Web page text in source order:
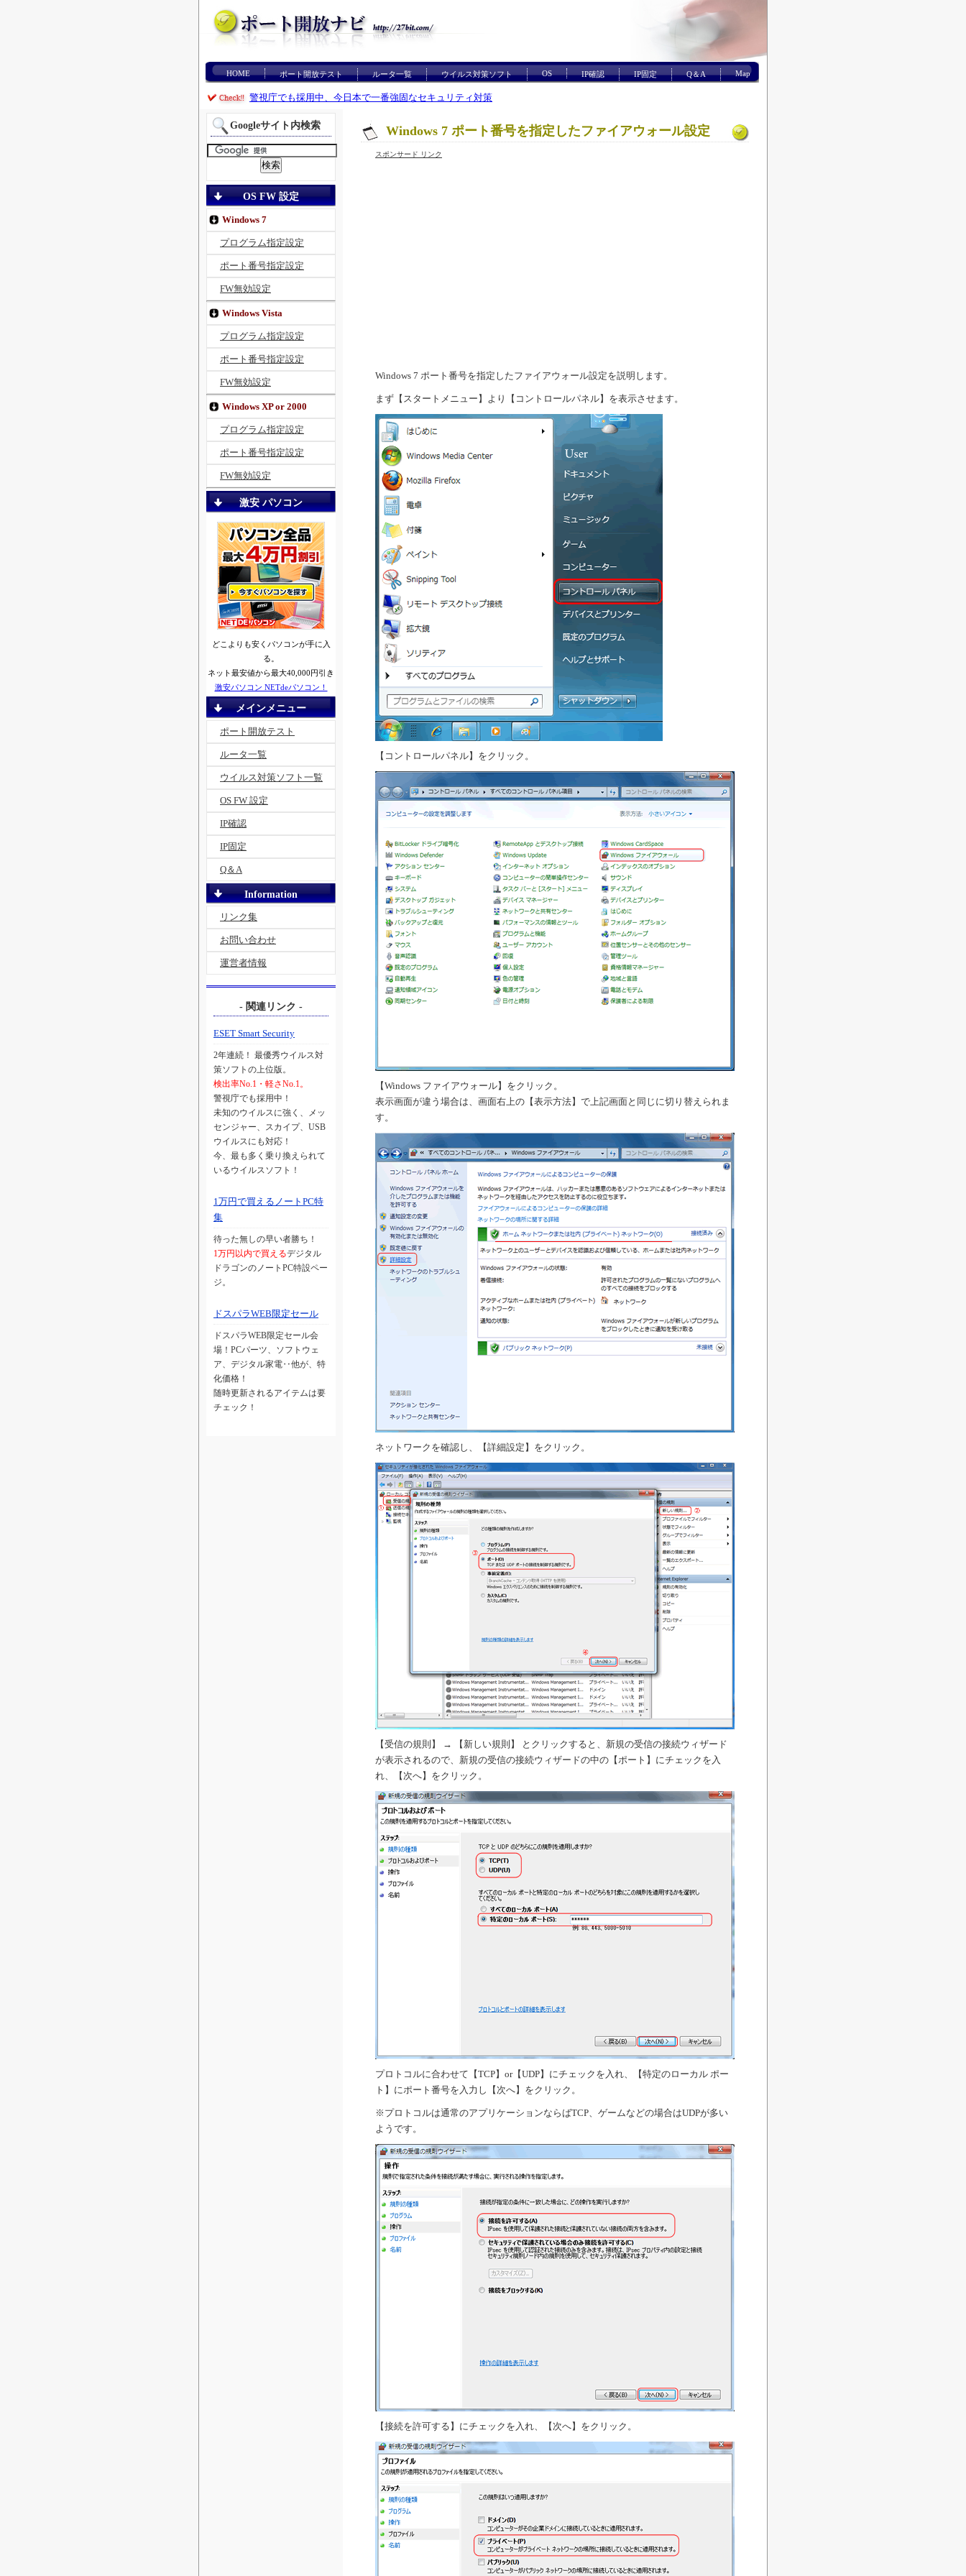
HOME ポート開放テスト ルータ一覧 ウイルス対策ソフト OS IP確認 IP固定 Q＆A Map
警視庁でも採用中、今日本で一番強固なセキュリティ対策
Windows 7 ポート番号を指定したファイアウォール設定
スポンサード リンク
Windows 7 ポート番号を指定したファイアウォール設定を説明します。
まず【スタートメニュー】より【コントロールパネル】を表示させます。
【コントロールパネル】をクリック。
【Windows ファイアウォール】をクリック。
表示画面が違う場合は、画面右上の【表示方法】で上記画面と同じに切り替えられま
す。
ネットワークを確認し、【詳細設定】をクリック。
【受信の規則】 → 【新しい規則】 とクリックすると、新規の受信の接続ウィザード
が表示されるので、新規の受信の接続ウィザードの中の【ポート】にチェックを入
れ、【次へ】をクリック。
プロトコルに合わせて【TCP】or【UDP】にチェックを入れ、【特定のローカル ポー
ト】にポート番号を入力し【次へ】をクリック。
※プロトコルは通常のアプリケーションならばTCP、ゲームなどの場合はUDPが多い
ようです。
【接続を許可する】にチェックを入れ、【次へ】をクリック。
Googleサイト内検索
OS FW 設定
Windows 7
プログラム指定設定
ポート番号指定設定
FW無効設定
Windows Vista
プログラム指定設定
ポート番号指定設定
FW無効設定
Windows XP or 2000
プログラム指定設定
ポート番号指定設定
FW無効設定
激安 パソコン
どこよりも安くパソコンが手に入
る。
ネット最安値から最大40,000円引き
激安パソコン NETdeパソコン！
メインメニュー
ポート開放テスト
ルータ一覧
ウイルス対策ソフト一覧
OS FW 設定
IP確認
IP固定
Q＆A
Information
リンク集
お問い合わせ
運営者情報
- 関連リンク -
ESET Smart Security
2年連続！ 最優秀ウイルス対
策ソフトの上位版。
検出率No.1・軽さNo.1。
警視庁でも採用中！
未知のウイルスに強く、メッ
センジャー、スカイプ、USB
ウイルスにも対応！
今、最も多く乗り換えられて
いるウイルスソフト！
1万円で買えるノートPC特
集
待った無しの早い者勝ち！
1万円以内で買えるデジタル
ドラゴンのノートPC特設ペー
ジ。
ドスパラWEB限定セール
ドスパラWEB限定セール会
場！PCパーツ、ソフトウェ
ア、デジタル家電‥他が、特
化価格！
随時更新されるアイテムは要
チェック！